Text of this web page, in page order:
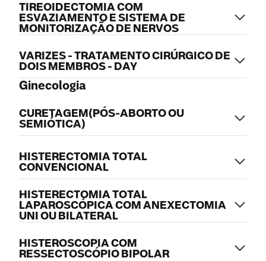
TIREOIDECTOMIA COM
ESVAZIAMENTO E SISTEMA DE
MONITORIZAÇÃO DE NERVOS
VARIZES - TRATAMENTO CIRÚRGICO DE
DOIS MEMBROS - DAY
Ginecologia
CURETAGEM(PÓS-ABORTO OU
SEMIÓTICA)
HISTERECTOMIA TOTAL
CONVENCIONAL
HISTERECTOMIA TOTAL
LAPAROSCÓPICA COM ANEXECTOMIA
UNI OU BILATERAL
HISTEROSCOPIA COM
RESSECTOSCÓPIO BIPOLAR